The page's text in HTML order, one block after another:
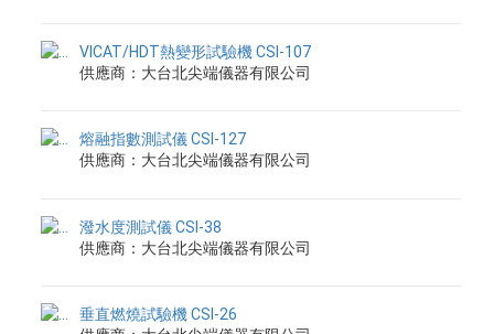
VICAT/HDT熱變形試驗機 CSI-107
供應商：大台北尖端儀器有限公司
熔融指數測試儀 CSI-127
供應商：大台北尖端儀器有限公司
潑水度測試儀 CSI-38
供應商：大台北尖端儀器有限公司
垂直燃燒試驗機 CSI-26